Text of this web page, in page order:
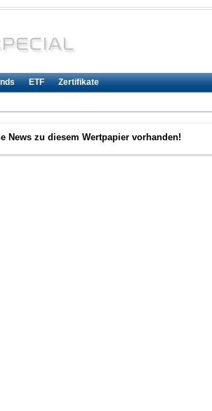
ETF Zertifikate
News zu diesem Wertpapier vorhanden!